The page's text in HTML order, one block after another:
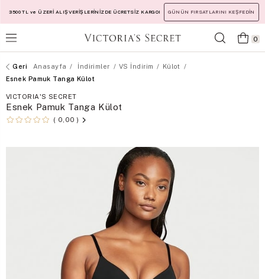
3500 TL ve ÜZERİ ALIŞVERİŞLERİNİZDE ÜCRETSİZ KARGO! GÜNÜN FIRSATLARINI KEŞFEDİN
0
Anasayfa İndirimler VS İndirim
Külot
Esnek Pamuk Tanga Külot
VICTORIA'S SECRET
Esnek Pamuk Tanga Külot
0,00